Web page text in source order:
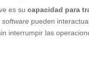
es sucapacidad para
software pueden
interrumpir las